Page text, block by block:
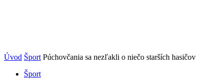
Úvod Šport Púchovčania sa nezľakli o niečo starších hasičov
Šport